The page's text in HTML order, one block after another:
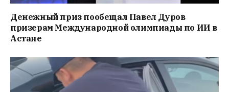
Денежный приз пообещал Павел Дуров
призерам Международной олимпиады по ИИ в
Астане